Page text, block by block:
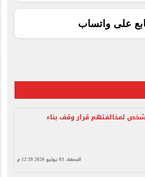
على واتساب
الداخلية تضبط 63 شخص لمخالفتهم قرار وقف بناء
الجمعة، 03 يوليو 2020 12:39 م